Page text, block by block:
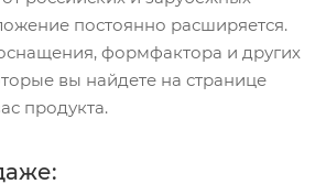
постоянно расширяется.
формфактора и других
вы найдете на странице
продукта.